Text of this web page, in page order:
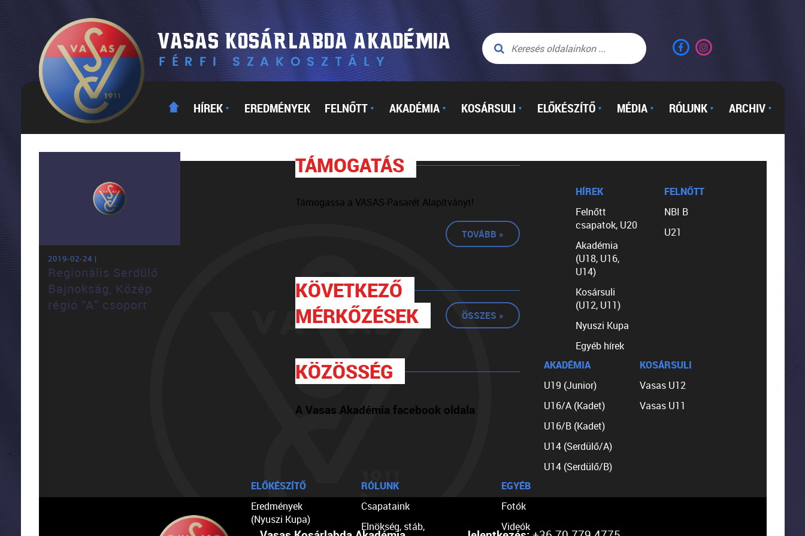
HÍREK ▼ EREDMÉNYEK FELNŐTT ▼ AKADÉMIA ▼ KOSÁRSULI ▼ ELŐKÉSZÍTŐ ▼ MÉDIA ▼ RÓLUNK ▼ ARCHIV ▼
2019-02-24 |
Regionális Serdülő
Bajnokság, Közép
régió “A” csoport
TÁMOGATÁS
Támogassa a VASAS-Pasarét Alapítványt!
TOVÁBB »
KÖVETKEZŐ
MÉRKŐZÉSEK
ÖSSZES »
KÖZÖSSÉG
A Vasas Akadémia facebook oldala
HÍREK
Felnőtt
csapatok, U20
Akadémia
(U18, U16,
U14)
Kosársuli
(U12, U11)
Nyuszi Kupa
Egyéb hírek
FELNŐTT
NBI B
U21
AKADÉMIA
U19 (Junior)
U16/A (Kadet)
U16/B (Kadet)
U14 (Serdülő/A)
U14 (Serdülő/B)
KOSÁRSULI
Vasas U12
Vasas U11
ELŐKÉSZÍTŐ
Eredmények
(Nyuszi Kupa)
RÓLUNK
Csapataink
Elnökség, stáb,
EGYÉB
Fotók
Videók